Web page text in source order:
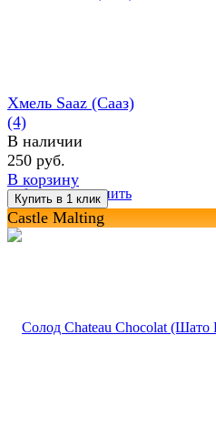
избранное сравнить
Хмель Saaz (Сааз)
(4)
В наличии
250 руб.
В корзину
Castle Malting